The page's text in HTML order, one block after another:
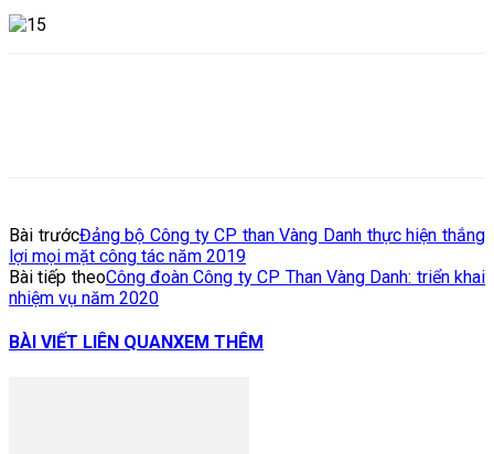
Bài trướcĐảng bộ Công ty CP than Vàng Danh thực hiện thắng
lợi mọi mặt công tác năm 2019
Bài tiếp theoCông đoàn Công ty CP Than Vàng Danh: triển khai
nhiệm vụ năm 2020
BÀI VIẾT LIÊN QUANXEM THÊM